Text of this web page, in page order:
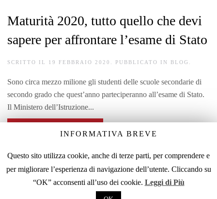
Maturità 2020, tutto quello che devi
sapere per affrontare l’esame di Stato
SCRITTO IL 19 FEBBRAIO 2020 . PUBBLICATO IN BLOG
Sono circa mezzo milione gli studenti delle scuole secondarie di
secondo grado che quest’anno parteciperanno all’esame di Stato.
Il Ministero dell’Istruzione...
COOKIE POLICY PRIVACY POLICY CREDITS
INFORMATIVA BREVE
Questo sito utilizza cookie, anche di terze parti, per comprendere e
per migliorare l’esperienza di navigazione dell’utente. Cliccando su
“OK” acconsenti all’uso dei cookie. Leggi di Più